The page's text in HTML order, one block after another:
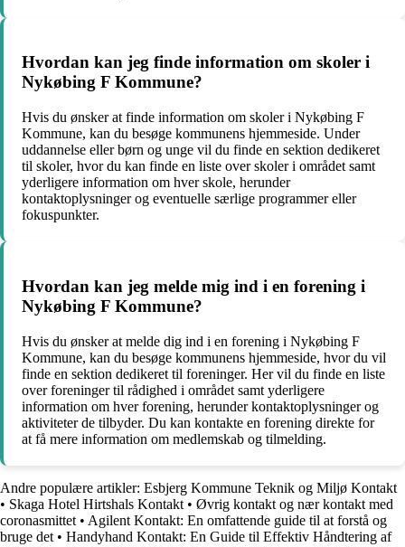
Hvordan kan jeg finde information om skoler i
Nykøbing F Kommune?
Hvis du ønsker at finde information om skoler i Nykøbing F
Kommune, kan du besøge kommunens hjemmeside. Under
uddannelse eller børn og unge vil du finde en sektion dedikeret
til skoler, hvor du kan finde en liste over skoler i området samt
yderligere information om hver skole, herunder
kontaktoplysninger og eventuelle særlige programmer eller
fokuspunkter.
Hvordan kan jeg melde mig ind i en forening i
Nykøbing F Kommune?
Hvis du ønsker at melde dig ind i en forening i Nykøbing F
Kommune, kan du besøge kommunens hjemmeside, hvor du vil
finde en sektion dedikeret til foreninger. Her vil du finde en liste
over foreninger til rådighed i området samt yderligere
information om hver forening, herunder kontaktoplysninger og
aktiviteter de tilbyder. Du kan kontakte en forening direkte for
at få mere information om medlemskab og tilmelding.
Andre populære artikler: Esbjerg Kommune Teknik og Miljø Kontakt
• Skaga Hotel Hirtshals Kontakt • Øvrig kontakt og nær kontakt med
coronasmittet • Agilent Kontakt: En omfattende guide til at forstå og
bruge det • Handyhand Kontakt: En Guide til Effektiv Håndtering af